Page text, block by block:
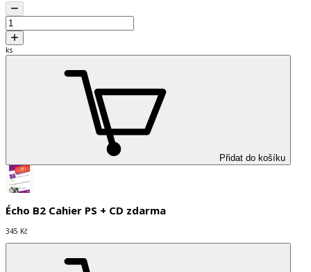
ks
Přidat do košíku
Écho B2 Cahier PS + CD zdarma
345 Kč